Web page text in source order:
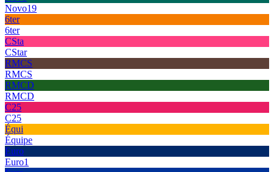
Novo19
6ter
6ter
CSta
CStar
RMCS
RMCS
RMCD
RMCD
C25
C25
Équi
Équipe
Euro
Euro1